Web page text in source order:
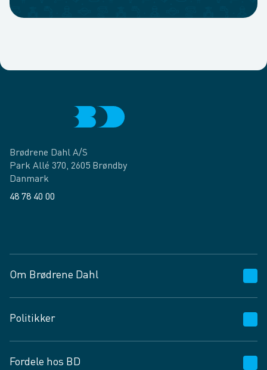
Brødrene Dahl A/S
Park Allé 370, 2605 Brøndby
Danmark
48 78 40 00
Om Brødrene Dahl
Vagttelefon 30 10 89 89
Spørgsmål og svar
Job og karriere
Politikker
Privatlivspolitik
Fordele hos BD